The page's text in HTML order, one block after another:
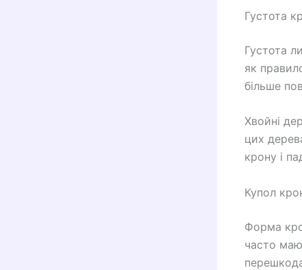
Густота
Густота
як
більше
Хвойні
цих
крону і
Купол
Форма
часто